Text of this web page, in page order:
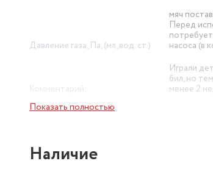
Давление газа, Па, (мл, вод. ст.)
мяч
Перед
насоса (в
Комментарий:
Играли
бил, но
менее 2
Вес мяча
Показать полностью
Наличие